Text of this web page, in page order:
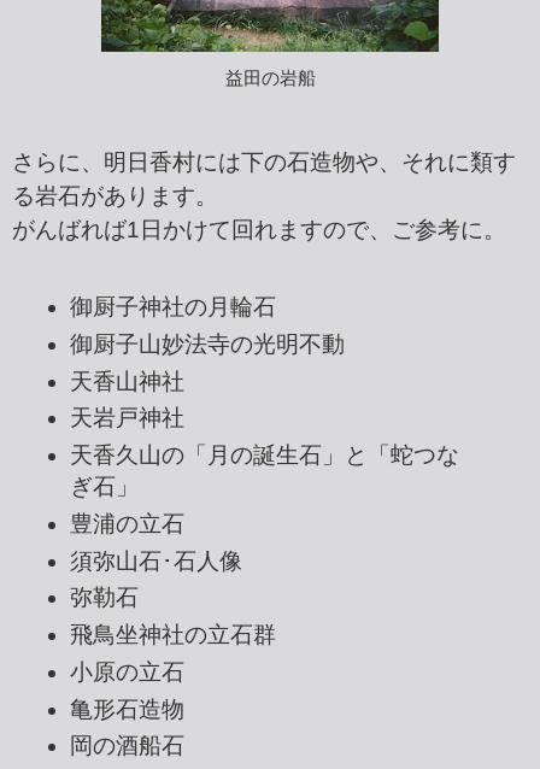
益田の岩船
さらに、明日香村には下の石造物や、それに類す
る岩石があります。
がんばれば1日かけて回れますので、ご参考に。
御厨子神社の月輪石
御厨子山妙法寺の光明不動
天香山神社
天岩戸神社
天香久山の「月の誕生石」と「蛇つな
ぎ石」
豊浦の立石
須弥山石･石人像
弥勒石
飛鳥坐神社の立石群
小原の立石
亀形石造物
岡の酒船石